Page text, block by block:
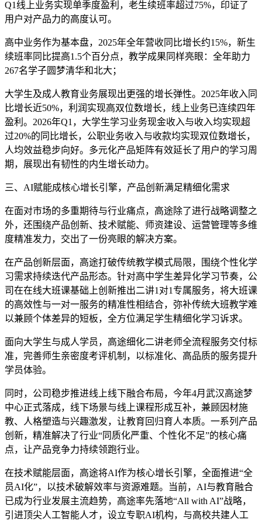
Q1线上业务实现单季度盈利，老生续班率超过75%，印证了
用户对产品力的高度认可。
高中业务作为基本盘，2025年全年营收同比增长约15%，新生
续班率同比提高1.5个百分点，教学成果同样亮眼：全年助力
267名学子圆梦清华和北大；
大学生及成人教育业务展现出更强的增长弹性。2025年收入同
比增长近50%，利润实现高双位数增长，线上业务已连续四年
盈利。2026年Q1，大学生学习业务现金收入与收入均实现超
过20%的同比增长，公职业务收入与收款均实现双位数增长，
人均效益稳步向好。多元化产品矩阵有效延长了用户的学习周
期，展现出有韧性的内生增长动力。
三、AI赋能成核心增长引擎，产品创新满足精细化需求
在面对市场的多重期待与行业痛点，高途除了进行战略调整之
外，还围绕产品创新、技术赋能、师资建设、运营管理等多维
度精准发力，交出了一份亮眼的解决方案。
在产品创新层面，高途打破传统教学模式局限，围绕个性化学
习需求持续迭代产品形态。针对高中学生差异化学习节奏，公
司在在线大班课基础上创新推出二讲1对1专属服务，将大班课
的高效性与一对一服务的精准性相结合，弥补传统大班教学难
以兼顾个体差异的短板，全方位满足学生精细化学习诉求。
面向大学生与成人学员，高途细化二讲老师全流程服务交付标
准，完善师生亲密度考评机制，以标准化、高品质的服务提升
学员体验。
同时，公司稳步推进线上线下融合布局，今年4月武汉高途梦
中心正式落成，线下场景与线上课程形成互补，兼顾因材施
教、人格塑造与兴趣激发，让教育回归育人本质。一系列产品
创新，精准解决了行业“同质化严重、个性化不足”的核心痛
点，让产品竞争力持续领跑行业。
在技术赋能层面，高途将AI作为核心增长引擎，全面推进“全
员AI化”，以技术破解效率与资源难题。当前，AI与教育融合
已成为行业发展主流趋势，高途率先落地“All with AI”战略，
引进顶尖人工智能人才，设立专职AI机构，与高校共建人工